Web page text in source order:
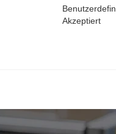
Akzeptiert